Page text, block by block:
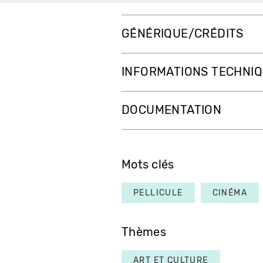
GÉNÉRIQUE/CRÉDITS
INFORMATIONS
DOCUMENTATION
Mots clés
PELLICULE CINÉMA
Thèmes
ART ET CULTURE